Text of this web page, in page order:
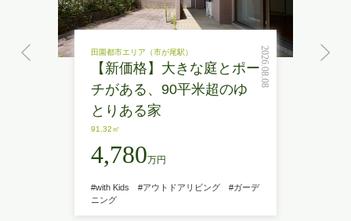
田園都市エリア（市が尾駅）
【新価格】大きな庭とポー
チがある、90平米超のゆ
とりある家
91.32㎡
4,780万円
#with Kids #アウトドアリビング
#ガーデ
ニング
2026.08.08